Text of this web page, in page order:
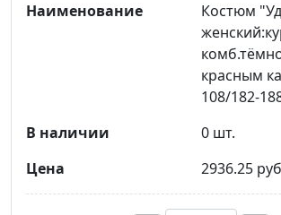
Костюм
красным
108/182-
0 шт.
2936.25